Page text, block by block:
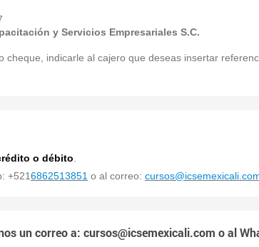
y Servicios Empresariales S.C.
cheque, indicarle al cajero que deseas insertar
o débito.
+5216862513851 o al correo:
un correo a: cursos@icsemexicali.com o al